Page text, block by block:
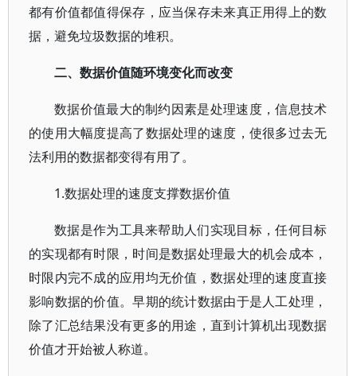
都有价值都值得保存，应当保存未来真正用得上的数
据，避免垃圾数据的堆积。
二、数据价值随环境变化而改变
数据价值最大的制约因素是处理速度，信息技术
的使用大幅度提高了数据处理的速度，使很多过去无
法利用的数据都变得有用了。
1.数据处理的速度支撑数据价值
数据是作为工具来帮助人们实现目标，任何目标
的实现都有时限，时间是数据处理最大的机会成本，
时限内完不成的应用均无价值，数据处理的速度直接
影响数据的价值。早期的统计数据由于是人工处理，
除了汇总结果没有更多的用途，直到计算机出现数据
价值才开始被人称道。